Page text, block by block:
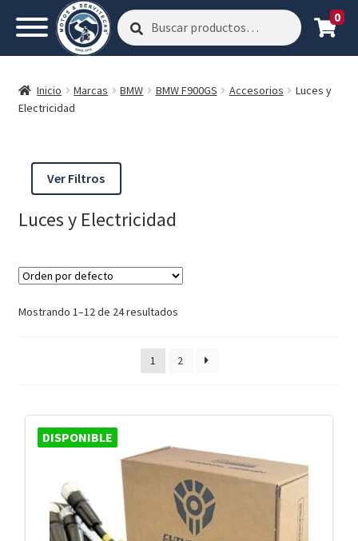
Buscar
por:
Buscar 0
Inicio Marcas BMW BMW F900GS Accesorios
Luces y
Electricidad
Ver Filtros
Luces y Electricidad
Mostrando 1–12 de 24 resultados
1 2
DISPONIBLE